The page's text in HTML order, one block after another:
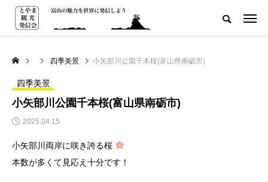
四季美景 小矢部川公園千本桜(富山県南砺市)
四季美景
小矢部川公園千本桜(富山県南砺市)
2025.04.15
小矢部川両岸に咲き誇る桜
本数が多くて見応え十分です！